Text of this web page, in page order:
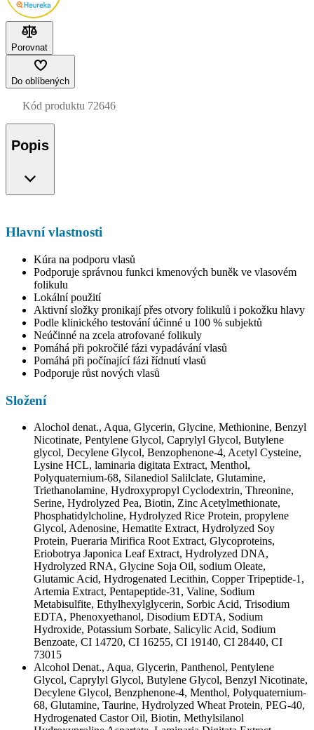
Porovnat
Do oblíbených
Kód produktu 72646
Popis
Hlavní vlastnosti
Kúra na podporu vlasů
Podporuje správnou funkci kmenových buněk ve vlasovém
folikulu
Lokální použití
Aktivní složky pronikají přes otvory folikulů i pokožku hlavy
Podle klinického testování účinné u 100 % subjektů
Neúčinné na zcela atrofované folikuly
Pomáhá při pokročilé fázi vypadávání vlasů
Pomáhá při počínající fázi řídnutí vlasů
Podporuje růst nových vlasů
Složení
Alochol denat., Aqua, Glycerin, Glycine, Methionine, Benzyl
Nicotinate, Pentylene Glycol, Caprylyl Glycol, Butylene
glycol, Decylene Glycol, Benzophenone-4, Acetyl Cysteine,
Lysine HCL, laminaria digitata Extract, Menthol,
Polyquaternium-68, Silanediol Salilclate, Glutamine,
Triethanolamine, Hydroxypropyl Cyclodextrin, Threonine,
Serine, Hydrolyzed Pea, Biotin, Zinc Acetylmethionate,
Phosphatidylcholine, Hydrolyzed Rice Protein, propylene
Glycol, Adenosine, Hematite Extract, Hydrolyzed Soy
Protein, Pueraria Mirifica Root Extract, Glycoproteins,
Eriobotrya Japonica Leaf Extract, Hydrolyzed DNA,
Hydrolyzed RNA, Glycine Soja Oil, sodium Oleate,
Glutamic Acid, Hydrogenated Lecithin, Copper Tripeptide-1,
Artemia Extract, Pentapeptide-31, Valine, Sodium
Metabisulfite, Ethylhexylglycerin, Sorbic Acid, Trisodium
EDTA, Phenoxyethanol, Disodium EDTA, Sodium
Hydroxide, Potassium Sorbate, Salicylic Acid, Sodium
Benzoate, CI 14720, CI 16255, CI 19140, CI 28440, CI
73015
Alcohol Denat., Aqua, Glycerin, Panthenol, Pentylene
Glycol, Caprylyl Glycol, Butylene Glycol, Benzyl Nicotinate,
Decylene Glycol, Benzphenone-4, Menthol, Polyquaternium-
68, Glutamine, Taurine, Hydrolyzed Wheat Protein, PEG-40,
Hydrogenated Castor Oil, Biotin, Methylsilanol